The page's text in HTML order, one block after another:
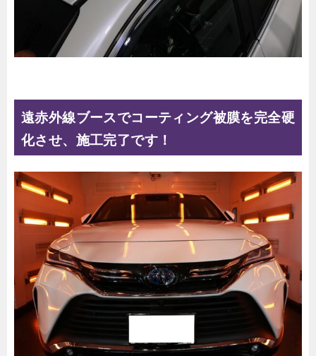
遠赤外線ブースでコーティング被膜を完全硬
化させ、施工完了です！